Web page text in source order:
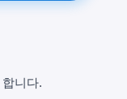
니다.